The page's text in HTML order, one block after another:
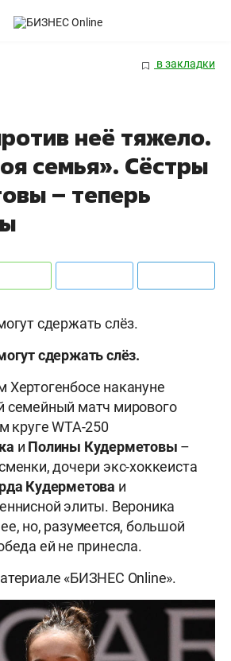
в закладки
неё тяжело.
семья». Сёстры
– теперь
сдержать слёз.
сдержать слёз.
Хертогенбосе накануне
семейный матч мирового
круге WTA-250
и Полины Кудерметовы –
дочери экс-хоккеиста
Кудерметова и
элиты. Вероника
но, разумеется, большой
ей не принесла.
«БИЗНЕС Online».